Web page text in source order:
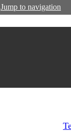
Jump to navigation